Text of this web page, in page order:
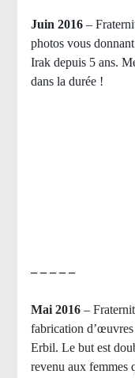
Juin 2016–
photos vous
Irak depuis 5 ans.
dans la durée !
– – – – –
Mai 2016–
fabrication d’œuvres
Erbil. Le but est
revenu aux